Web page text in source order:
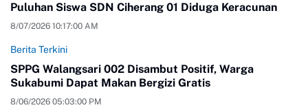
Puluhan Siswa SDN Ciherang 01 Diduga Keracunan
8/07/2026 10:17:00 AM
Berita Terkini
SPPG Walangsari 002 Disambut Positif, Warga
Sukabumi Dapat Makan Bergizi Gratis
8/06/2026 05:03:00 PM